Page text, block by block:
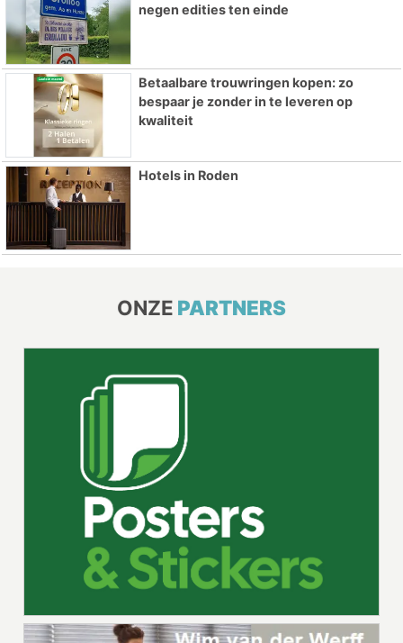
negen edities ten einde
Betaalbare trouwringen kopen: zo
bespaar je zonder in te leveren op
kwaliteit
Hotels in Roden
ONZE PARTNERS